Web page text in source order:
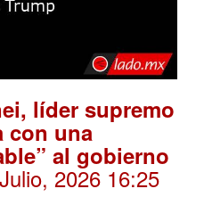
líder supremo
con una
al gobierno
2026 16:25